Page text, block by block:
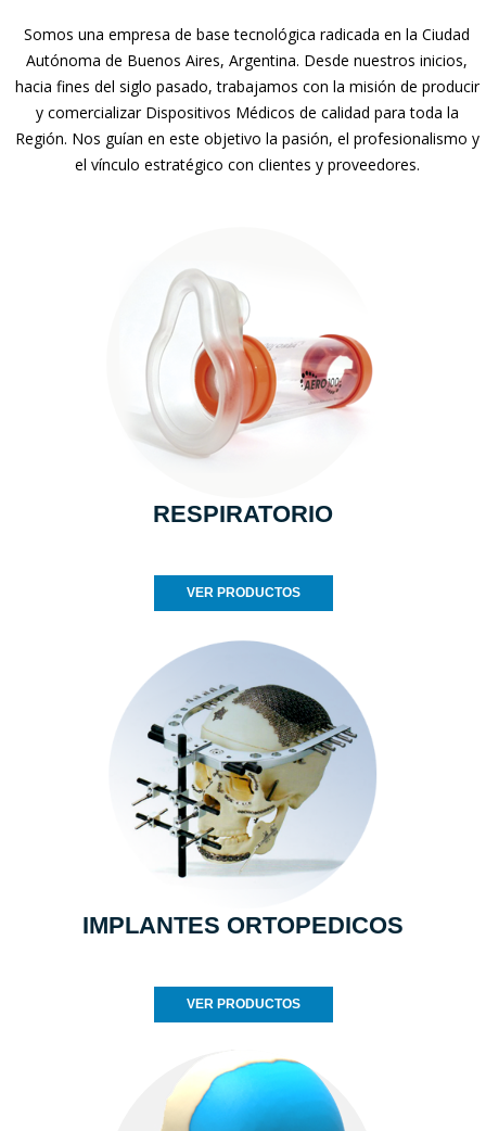
Somos una empresa de base tecnológica radicada en la Ciudad
Autónoma de Buenos Aires, Argentina. Desde nuestros inicios,
hacia fines del siglo pasado, trabajamos con la misión de producir
y comercializar Dispositivos Médicos de calidad para toda la
Región. Nos guían en este objetivo la pasión, el profesionalismo y
el vínculo estratégico con clientes y proveedores.
RESPIRATORIO
VER PRODUCTOS
IMPLANTES ORTOPEDICOS
VER PRODUCTOS